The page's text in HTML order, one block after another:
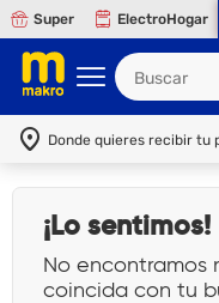
Super ElectroHogar
Donde quieres recibir tu
¡Lo sentimos!
No encontramos
coincida con tu